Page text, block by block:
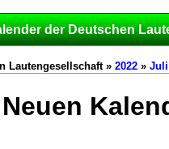
der Deutschen
Lautengesellschaft » 2022 » Juli
Neuen